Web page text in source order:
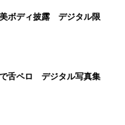
ボディ披露 デジタル限
舌ペロ デジタル写真集